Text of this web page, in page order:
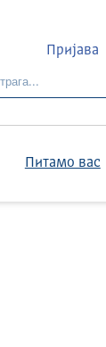
Пријава
Питамо вас